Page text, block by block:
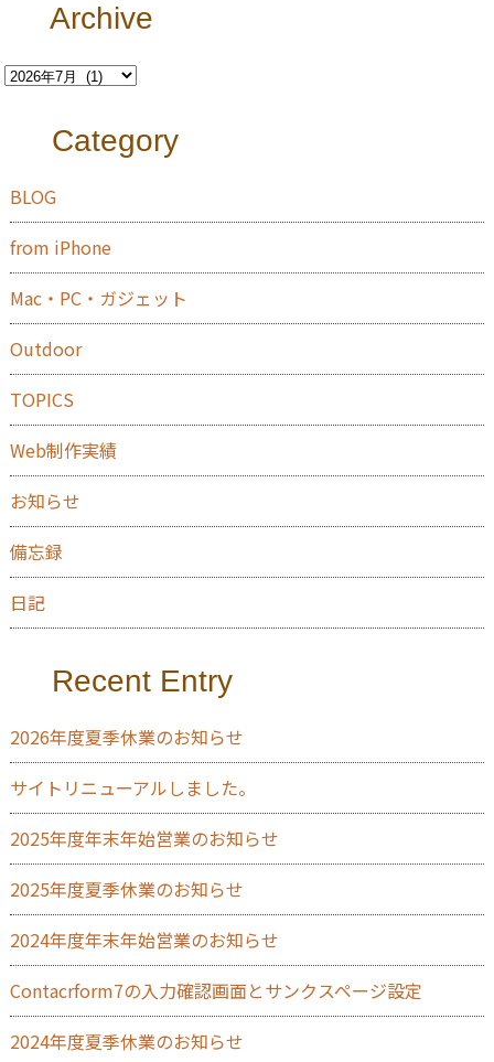
Archive
Category
BLOG
from iPhone
Mac・PC・ガジェット
Outdoor
TOPICS
Web制作実績
お知らせ
備忘録
日記
Recent Entry
2026年度夏季休業のお知らせ
サイトリニューアルしました。
2025年度年末年始営業のお知らせ
2025年度夏季休業のお知らせ
2024年度年末年始営業のお知らせ
Contacrform7の入力確認画面とサンクスページ設定
2024年度夏季休業のお知らせ